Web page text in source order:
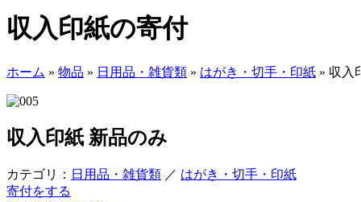
収入印紙の寄付
ホーム » 物品 » 日用品・雑貨類 » はがき・切手・印紙 » 収入
収入印紙 新品のみ
カテゴリ： 日用品・雑貨類 ／ はがき・切手・印紙
寄付をする